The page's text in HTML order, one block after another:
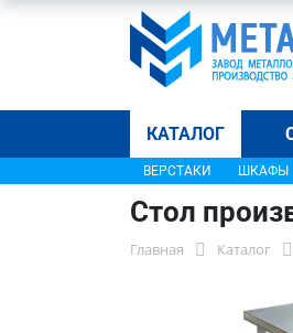
КАТАЛОГ
ВЕРСТАКИ ШКАФЫ
Стол
Главная Каталог